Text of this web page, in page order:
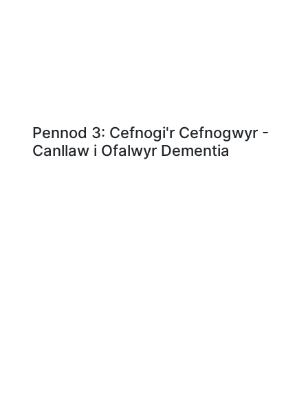
Pennod 3: Cefnogi'r Cefnogwyr -
Canllaw i Ofalwyr Dementia